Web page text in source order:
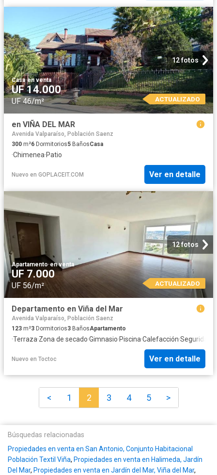
12 fotos
Casa·en venta
UF 14.000
UF 46/m² ACTUALIZADO
en VIÑA DEL MAR
Avenida Valparaíso, Población Saenz
300 m²6 Dormitorios5 BañosCasa
·Chimenea·Patio
Nuevo en GOPLACEIT.COM Ver en detalle
12 fotos
Apartamento·en venta
UF 7.000
UF 56/m² ACTUALIZADO
Departamento en Viña del Mar
Avenida Valparaíso, Población Saenz
123 m²3 Dormitorios3 BañosApartamento
·Terraza·Zona de secado·Gimnasio·Piscina·Calefacción·Seguridad
Nuevo en Toctoc Ver en detalle
< 1 2 3 4 5 >
Búsquedas relacionadas
Propiedades en venta en San Antonio, Conjunto Habitacional
Población Textil Viña, Propiedades en venta en Halimeda, Jardín
Del Mar, Propiedades en venta en Jardín del Mar, Viña del Mar,